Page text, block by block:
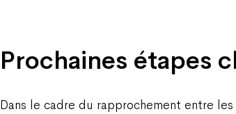
Prochaines étapes
Dans le cadre du rapprochement entre les